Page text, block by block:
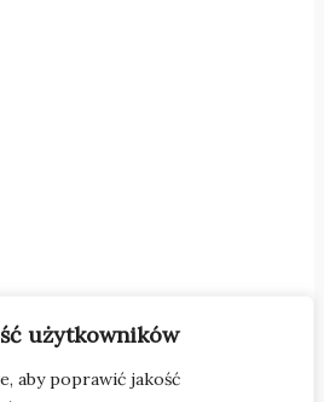
użytkowników
aby poprawić jakość